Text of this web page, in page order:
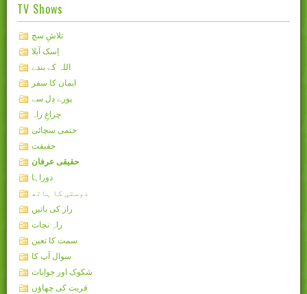
TV Shows
تلاشِ سچ
اِسک آبلا
اللہ کے بندے
ایمان کا سفر
پورے دِل سے
چراغِ راہ
حتمی سچائی
حقیقت
حقیقی عرفان
دوراہا
دوستی کا ہاتھ
راز کی باتیں
راہِ نجات
سمت کا تعین
سوال آپ کا
شکوک اور جوابات
قربت کی چھاؤں